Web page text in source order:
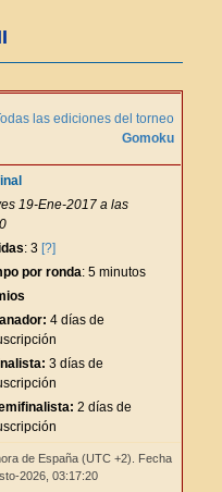
las ediciones del torneo
Gomoku
19-Ene-2017 a las
: 3 [?]
por ronda: 5 minutos
4 días de
3 días de
2 días de
de España (UTC +2). Fecha
2026, 03:17:20